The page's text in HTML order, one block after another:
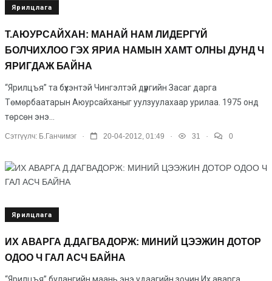
Ярилцлага
Т.АЮУРСАЙХАН: МАНАЙ НАМ ЛИДЕРГҮЙ
БОЛЧИХЛОО ГЭХ ЯРИА НАМЫН ХАМТ ОЛНЫ ДУНД Ч
ЯРИГДАЖ БАЙНА
“Ярилцъя” та бүхэнтэй Чин­гэлтэй дүүргийн Засаг дар­га
Төмөрбаатарын Аюур­сай­ханыг уулзуулахаар урилаа. 1975 онд
төрсөн энэ...
Сэтгүүлч: Б.Ганчимэг . 20-04-2012, 01:49 . 31 . 0
Ярилцлага
ИХ АВАРГА Д.ДАГВАДОРЖ: МИНИЙ ЦЭЭЖИН ДОТОР
ОДОО Ч ГАЛ АСЧ БАЙНА